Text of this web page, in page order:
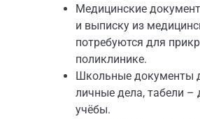
Медицинские
и выписку из
потребуются для
поликлинике.
Школьные документы
личные дела, табели –
учёбы.